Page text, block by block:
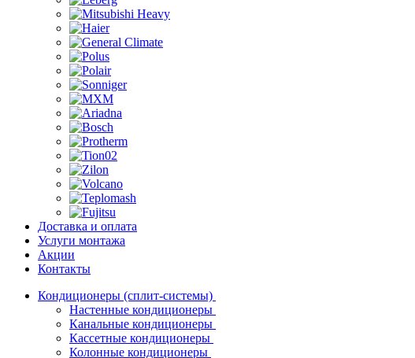
Доставка и оплата
Услуги монтажа
Акции
Контакты
Кондиционеры (сплит-системы)
Настенные кондиционеры
Канальные кондиционеры
Кассетные кондиционеры
Колонные кондиционеры